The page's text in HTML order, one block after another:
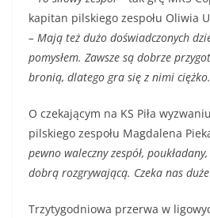
kapitan pilskiego zespołu Oliwia
– Mają też dużo doświadczonych
pomysłem. Zawsze są dobrze
bronią, dlatego gra się z nimi ciężko.
O czekającym na KS Piła
pilskiego zespołu Magdalena
pewno waleczny zespół,
dobrą rozgrywającą. Czeka nas
Trzytygodniowa przerwa w